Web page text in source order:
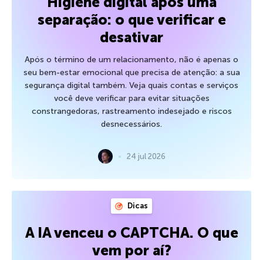
separação: o que verificar e
desativar
Após o término de um relacionamento, não é apenas o
seu bem-estar emocional que precisa de atenção: a sua
segurança digital também. Veja quais contas e serviços
você deve verificar para evitar situações
constrangedoras, rastreamento indesejado e riscos
desnecessários.
24 jul 2026
Dicas
A IA venceu o CAPTCHA. O que
vem por aí?